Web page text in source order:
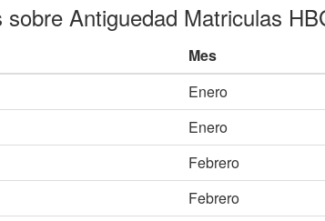
Antiguedad Matriculas
Mes
Enero
Enero
Febrero
Febrero